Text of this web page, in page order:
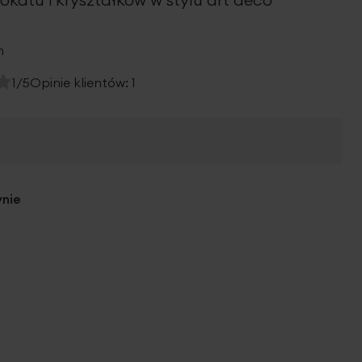
1/5Opinie klientów: 1